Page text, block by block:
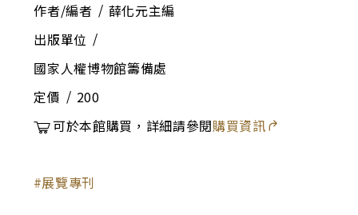
作者/編者
薛化元主編
出版單位
國家人權博物館籌備處
定價
200
可於本館購買，詳細請參閱購買資訊
展覽專刊